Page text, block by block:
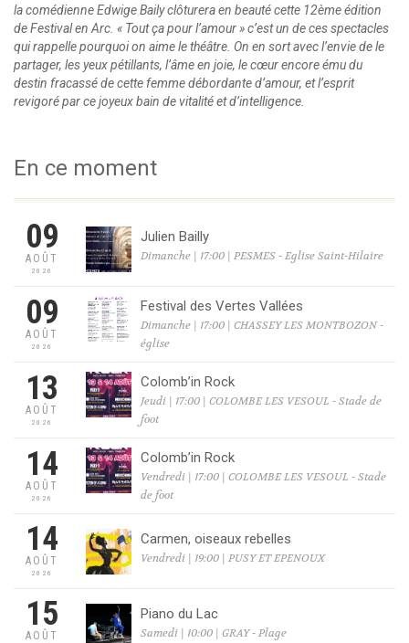
la comédienne Edwige Baily clôturera en beauté cette 12ème édition
de Festival en Arc. « Tout ça pour l’amour » c’est un de ces spectacles
qui rappelle pourquoi on aime le théâtre. On en sort avec l’envie de le
partager, les yeux pétillants, l’âme en joie, le cœur encore ému du
destin fracassé de cette femme débordante d’amour, et l’esprit
revigoré par ce joyeux bain de vitalité et d’intelligence.
En ce moment
09
AOÛT
2026
Julien Bailly
Dimanche | 17:00 | PESMES - Eglise Saint-Hilaire
09
AOÛT
2026
Festival des Vertes Vallées
Dimanche | 17:00 | CHASSEY LES MONTBOZON -
église
13
AOÛT
2026
Colomb’in Rock
Jeudi | 17:00 | COLOMBE LES VESOUL - Stade de
foot
14
AOÛT
2026
Colomb’in Rock
Vendredi | 17:00 | COLOMBE LES VESOUL - Stade
de foot
14
AOÛT
2026
Carmen, oiseaux rebelles
Vendredi | 19:00 | PUSY ET EPENOUX
15
AOÛT
Piano du Lac
Samedi | 10:00 | GRAY - Plage